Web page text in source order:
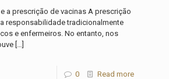
a prescrição de vacinas A prescrição
responsabilidade tradicionalmente
e enfermeiros. No entanto, nos
[…]
0 Read more